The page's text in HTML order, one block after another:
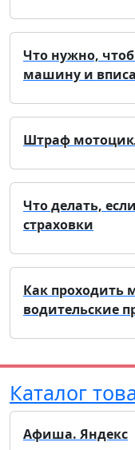
Что нужно,
машину и
Штраф
Что делать,
страховки
Как проходить
водительские
Каталог
Афиша. Яндекс